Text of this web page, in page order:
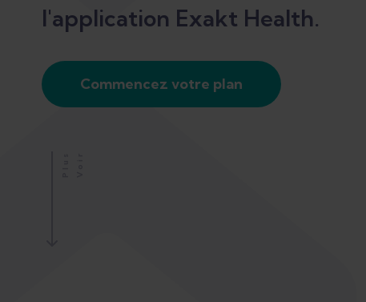
l'application Exakt Health.
Commencez votre plan